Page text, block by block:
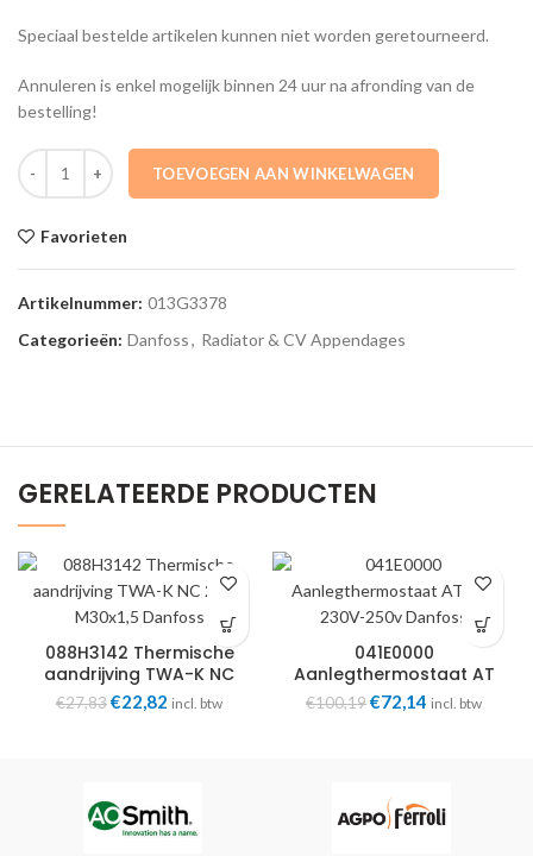
Speciaal bestelde artikelen kunnen niet worden geretourneerd.
Annuleren is enkel mogelijk binnen 24 uur na afronding van de
bestelling!
013G3378 Verbindingsbuis vernikkeld 15mm x 650mm VVE=10
TOEVOEGEN AAN WINKELWAGEN
Favorieten
Artikelnummer: 013G3378
Categorieën: Danfoss, Radiator & CV Appendages
GERELATEERDE PRODUCTEN
088H3142 Thermische
aandrijving TWA-K NC
230V M30x1,5 Danfoss
€27,83Oorspronkelijke
€22,82 Huidige
incl. btw
041E0000
Aanlegthermostaat AT
41E 230V-250v Danfoss
€100,19Oorspronkelijke
€72,14 Huidige
incl. btw